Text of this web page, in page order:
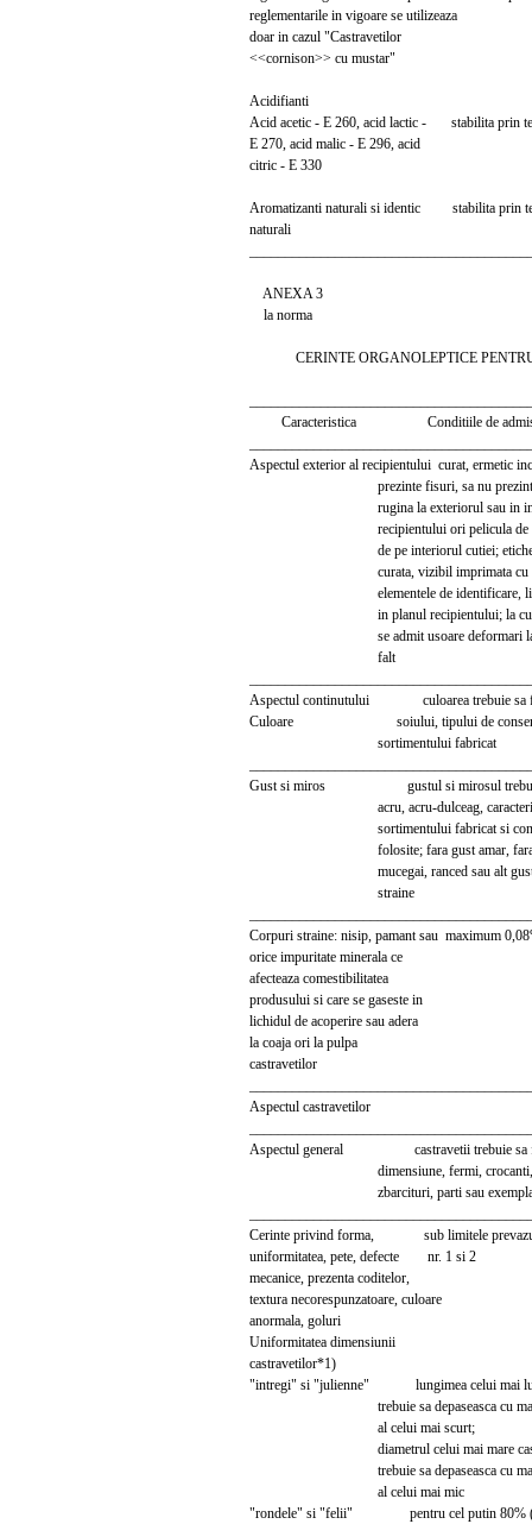
reglementarile in vigoare se utilizeaza
doar in cazul "Castravetilor
<<cornison>> cu mustar"
Acidifianti
Acid acetic - E 260, acid lactic - stabilita prin
E 270, acid malic - E 296, acid
citric - E 330
Aromatizanti naturali si identic stabilita prin
naturali
ANEXA 3
la norma
CERINTE ORGANOLEPTICE PENTRU
Caracteristica Conditiile de
Aspectul exterior al recipientului curat, ermetic
prezinte fisuri, sa nu prezinte
rugina la exteriorul sau in
recipientului ori pelicula de lac
de pe interiorul cutiei; eticheta
curata, vizibil imprimata cu
elementele de identificare, lipita
in planul recipientului; la cutiile
se admit usoare deformari la
falt
Aspectul continutului culoarea trebuie sa
Culoare soiului, tipului de
sortimentului fabricat
Gust si miros gustul si mirosul trebuie
acru, acru-dulceag,
sortimentului fabricat si
folosite; fara gust amar, fara
mucegai, ranced sau alt gust
straine
Corpuri straine: nisip, pamant sau maximum
orice impuritate minerala ce
afecteaza comestibilitatea
produsului si care se gaseste in
lichidul de acoperire sau adera
la coaja ori la pulpa
castravetilor
Aspectul castravetilor
Aspectul general castravetii trebuie sa
dimensiune, fermi, crocanti,
zbarcituri, parti sau
Cerinte privind forma, sub limitele
uniformitatea, pete, defecte nr. 1 si 2
mecanice, prezenta coditelor,
textura necorespunzatoare, culoare
anormala, goluri
Uniformitatea dimensiunii
castravetilor*1)
"intregi" si "julienne" lungimea celui mai
trebuie sa depaseasca cu mai
al celui mai scurt;
diametrul celui mai mare
trebuie sa depaseasca cu mai
al celui mai mic
"rondele" si "felii" pentru cel putin 80%